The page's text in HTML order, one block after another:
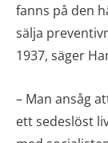
fanns på den
sälja
1937, säger
– Man ansåg
ett sedeslöst